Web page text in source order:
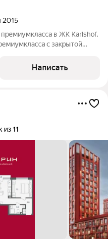
2015
премиумкласса в ЖК Karlshof.
с закрытой
отделка и техника
Написать
из 11